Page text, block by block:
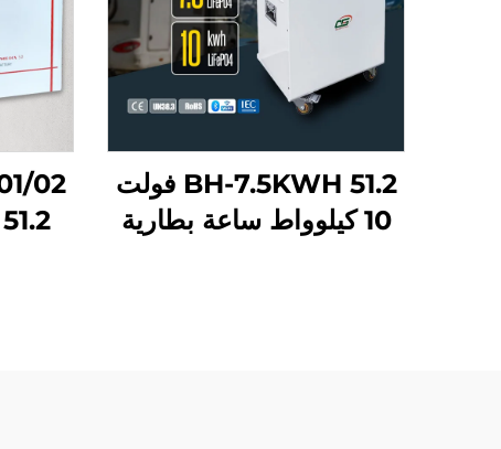
BH-7.5KWH 51.2 فولت
10 كيلوواط ساعة بطارية